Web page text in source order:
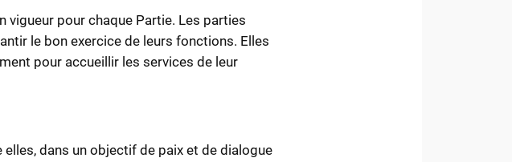
pour chaque Partie. Les parties
le bon exercice de leurs fonctions. Elles
pour accueillir les services de leur
dans un objectif de paix et de dialogue